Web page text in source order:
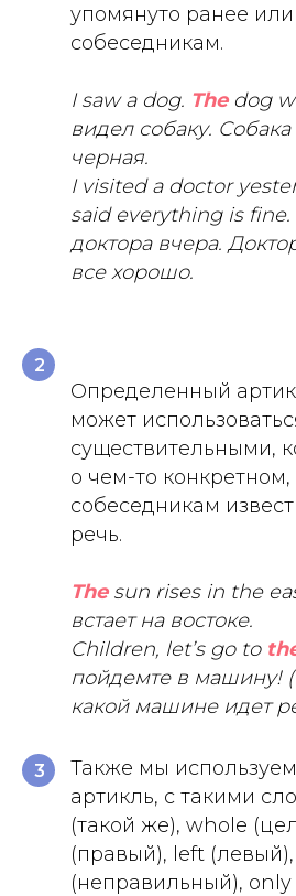
упомянуто ранее или
собеседникам.
I saw a dog. Thedog
видел собаку. Собака
черная.
I visited a doctor
said everything is
доктора вчера.
все хорошо.
2
Определенный
может
существительными,
о чем-то конкретном,
собеседникам
речь.
Thesun rises in the
встает на востоке.
Children, let’s go to
пойдемте в машину!
какой машине идет
3
Также мы
артикль, с такими
(такой же), whole
(правый), left
(неправильный), only